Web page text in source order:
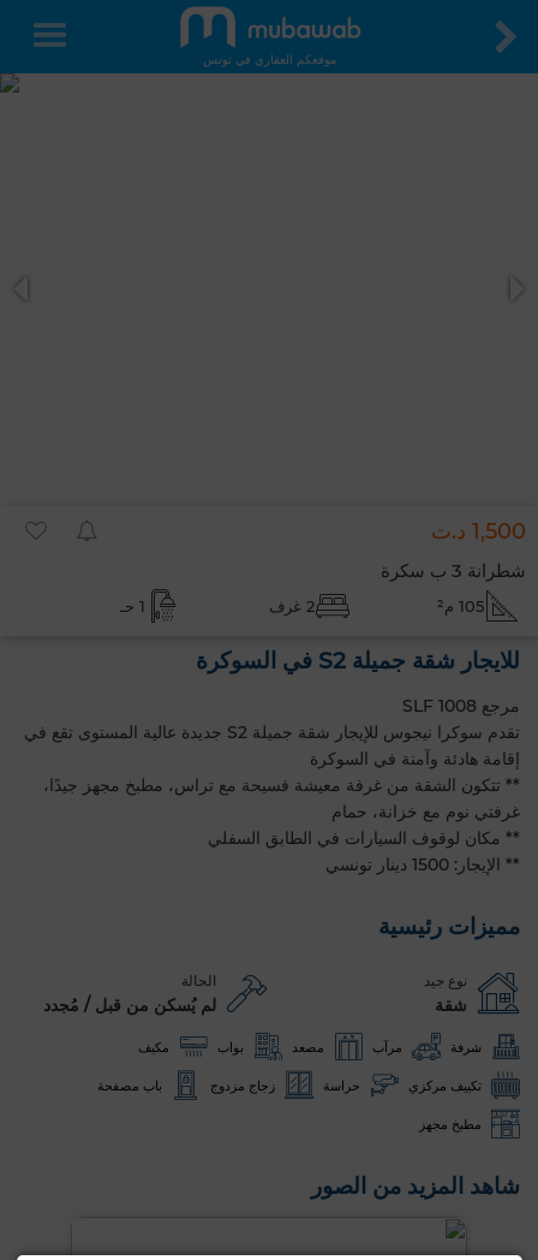
موقعكم العقاري في تونس
1,500 د.ت
شطرانة 3 ب سكرة
105 م² 2 غرف 1 حـ
للايجار شقة جميلة S2 في السوكرة
مرجع SLF 1008
تقدم سوكرا نيجوس للإيجار شقة جميلة S2 جديدة عالية المستوى تقع في
إقامة هادئة وآمنة في السوكرة
** تتكون الشقة من غرفة معيشة فسيحة مع تراس، مطبخ مجهز جيدًا،
غرفتي نوم مع خزانة، حمام
** مكان لوقوف السيارات في الطابق السفلي
** الإيجار: 1500 دينار تونسي
مميزات رئيسية
نوع جيد
شقة
الحالة
لم يُسكن من قبل / مُجدد
شرفة مرآب مصعد بواب مكيف
تكييف مركزي حراسة زجاج مزدوج باب مصفحة
مطبخ مجهز
شاهد المزيد من الصور